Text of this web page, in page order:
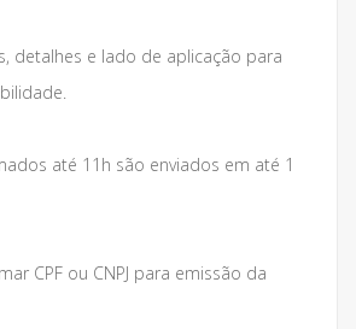
detalhes e lado de aplicação para
até 11h são enviados em até 1
CPF ou CNPJ para emissão da